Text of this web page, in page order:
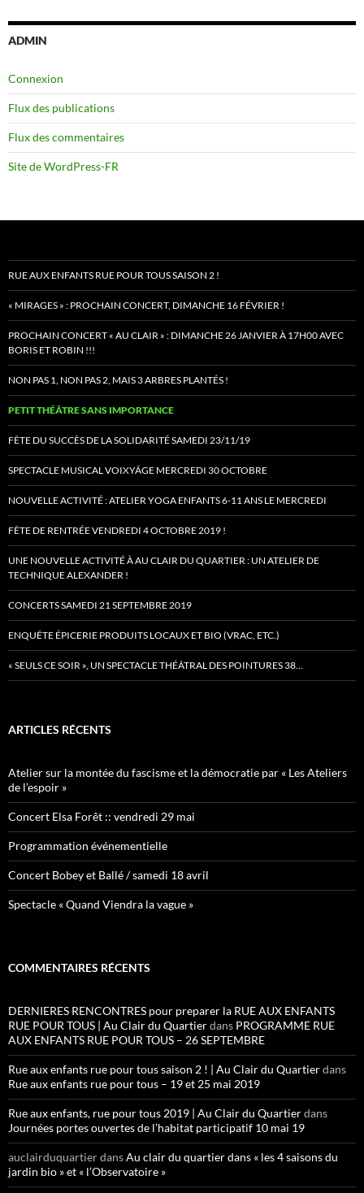
ADMIN
Connexion
Flux des publications
Flux des commentaires
Site de WordPress-FR
RUE AUX ENFANTS RUE POUR TOUS SAISON 2 !
« MIRAGES » : PROCHAIN CONCERT, DIMANCHE 16 FÉVRIER !
PROCHAIN CONCERT « AU CLAIR » : DIMANCHE 26 JANVIER À 17H00 AVEC
BORIS ET ROBIN !!!
NON PAS 1, NON PAS 2, MAIS 3 ARBRES PLANTÉS !
PETIT THÉÂTRE SANS IMPORTANCE
FÊTE DU SUCCÈS DE LA SOLIDARITÉ SAMEDI 23/11/19
SPECTACLE MUSICAL VOIXYÂGE MERCREDI 30 OCTOBRE
NOUVELLE ACTIVITÉ : ATELIER YOGA ENFANTS 6-11 ANS LE MERCREDI
FÊTE DE RENTRÉE VENDREDI 4 OCTOBRE 2019 !
UNE NOUVELLE ACTIVITÉ À AU CLAIR DU QUARTIER : UN ATELIER DE
TECHNIQUE ALEXANDER !
CONCERTS SAMEDI 21 SEPTEMBRE 2019
ENQUÊTE ÉPICERIE PRODUITS LOCAUX ET BIO (VRAC, ETC.)
« SEULS CE SOIR », UN SPECTACLE THÉÂTRAL DES POINTURES 38…
ARTICLES RÉCENTS
Atelier sur la montée du fascisme et la démocratie par « Les Ateliers
de l’espoir »
Concert Elsa Forêt :: vendredi 29 mai
Programmation événementielle
Concert Bobey et Ballé / samedi 18 avril
Spectacle « Quand Viendra la vague »
COMMENTAIRES RÉCENTS
DERNIERES RENCONTRES pour preparer la RUE AUX ENFANTS
RUE POUR TOUS | Au Clair du Quartierdans PROGRAMME RUE
AUX ENFANTS RUE POUR TOUS – 26 SEPTEMBRE
Rue aux enfants rue pour tous saison 2 ! | Au Clair du Quartierdans
Rue aux enfants rue pour tous – 19 et 25 mai 2019
Rue aux enfants, rue pour tous 2019 | Au Clair du Quartierdans
Journées portes ouvertes de l’habitat participatif 10 mai 19
auclairduquartierdansAu clair du quartier dans « les 4 saisons du
jardin bio » et « l’Observatoire »